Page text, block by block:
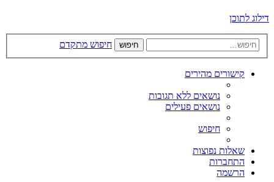
דילוג לתוכן
חיפוש חיפוש מתקדם
קישורים מהירים
נושאים ללא תגובות
נושאים פעילים
חיפוש
שאלות נפוצות
התחברות
הרשמה